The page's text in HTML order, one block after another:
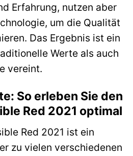
Erfahrung, nutzen aber
um die Qualität
Das Ergebnis ist ein
Werte als auch
vereint.
So erleben Sie den
Red 2021 optimal
Red 2021 ist ein
zu vielen verschiedenen